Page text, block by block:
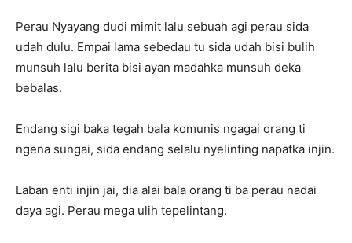
Perau Nyayang dudi mimit lalu sebuah agi perau sida
udah dulu. Empai lama sebedau tu sida udah bisi bulih
munsuh lalu berita bisi ayan madahka munsuh deka
bebalas.
Endang sigi baka tegah bala komunis ngagai orang ti
ngena sungai, sida endang selalu nyelinting napatka injin.
Laban enti injin jai, dia alai bala orang ti ba perau nadai
daya agi. Perau mega ulih tepelintang.